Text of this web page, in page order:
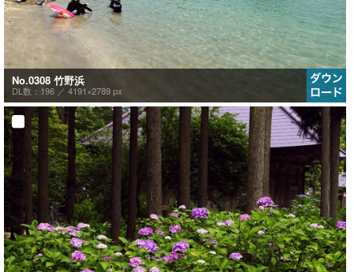
No.0308 竹野浜
DL数：196 ／ 4191×2789 px